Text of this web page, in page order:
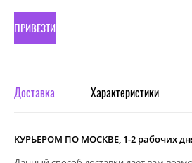
ПРИВЕЗТИ
ЗАКАЗ
Доставка Характеристики
КУРЬЕРОМ ПО МОСКВЕ, 1-2 рабочих